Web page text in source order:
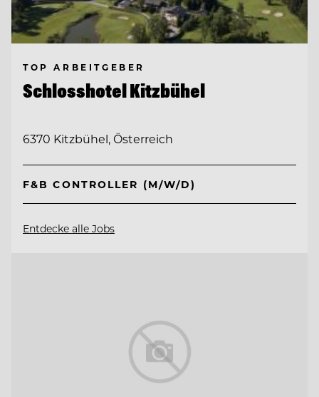
TOP ARBEITGEBER
Schlosshotel Kitzbühel
6370 Kitzbühel, Österreich
F&B CONTROLLER (M/W/D)
Entdecke alle Jobs